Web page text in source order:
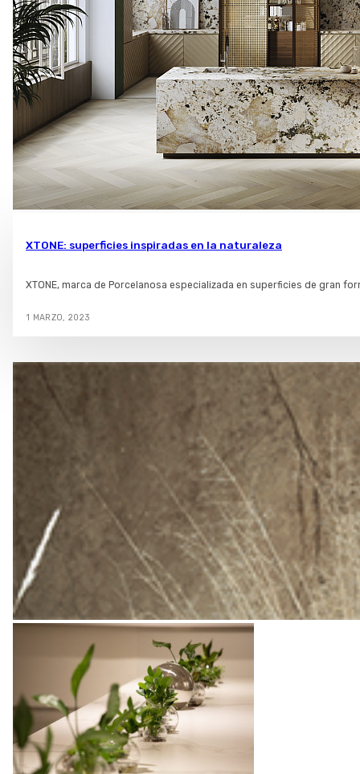
XTONE: superficies inspiradas en la naturaleza
XTONE, marca de Porcelanosa especializada en superficies de gran
1 MARZO, 2023